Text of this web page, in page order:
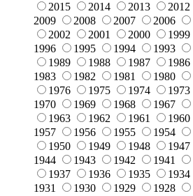
2015
2014 2013 2012
2009
2008 2007 2006
2002
2001 2000 1999
1996
1995 1994 1993
1989
1988 1987 1986
1983
1982 1981 1980
1976
1975 1974 1973
1970
1969 1968 1967
1963
1962 1961 1960
1957
1956 1955 1954
1950
1949 1948 1947
1944
1943 1942 1941
1937
1936 1935 1934
1931
1930 1929 1928